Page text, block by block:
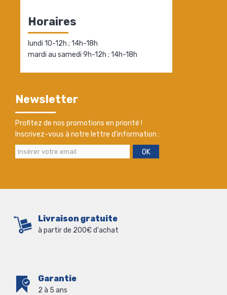
Horaires
lundi 10-12h ; 14h-18h
mardi au samedi 9h-12h ; 14h-18h
Newsletter
Profitez de nos promotions en priorité !
Inscrivez-vous à notre lettre d'information :
OK
Livraison gratuite
à partir de 200€ d'achat
Garantie
2 à 5 ans